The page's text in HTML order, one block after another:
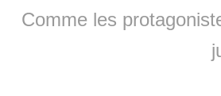
Comme les